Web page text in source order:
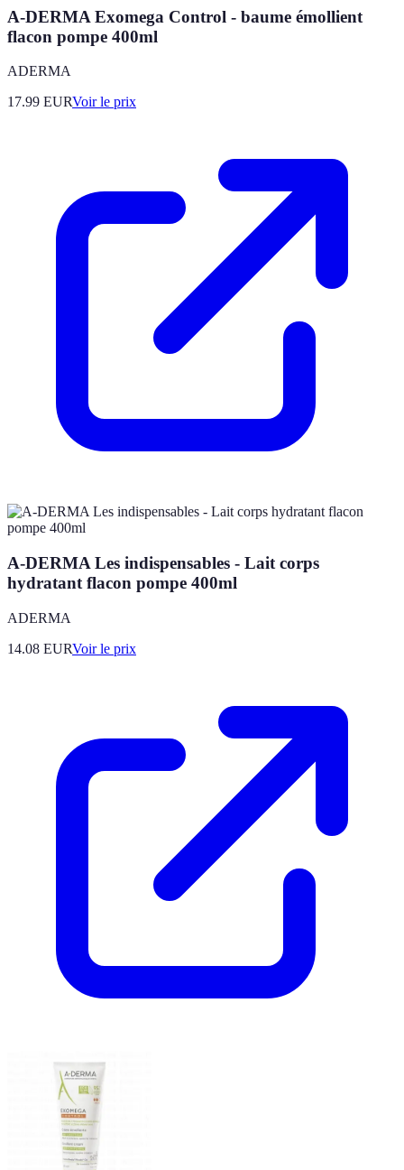
A-DERMA Exomega Control - baume émollient
flacon pompe 400ml
ADERMA
17.99 EURVoir le prix
A-DERMA Les indispensables - Lait corps
hydratant flacon pompe 400ml
ADERMA
14.08 EURVoir le prix